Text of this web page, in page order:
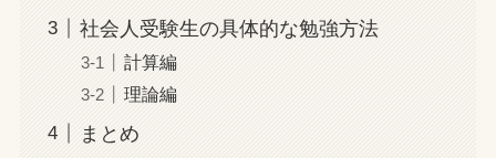
社会人受験生の具体的な勉強方法
計算編
理論編
まとめ